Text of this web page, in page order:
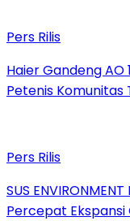
Pers Rilis
Haier Gandeng AO
Petenis Komunitas
Pers Rilis
SUS
Percepat Ekspansi